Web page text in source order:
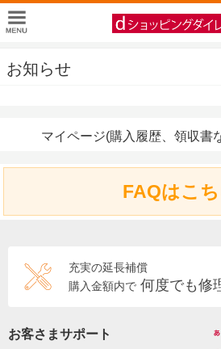
お知らせ
マイページ(購入履歴、領収書
FAQはこ
充実の延長補償
購入金額内で 何度でも修
お客さまサポート